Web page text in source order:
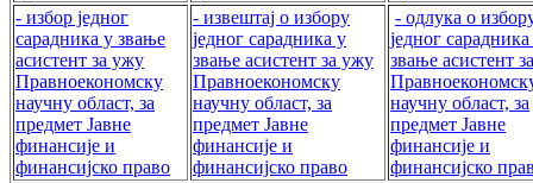
- избор једног
сарадника у звање
асистент за ужу
Правноекономску
научну област, за
предмет Јавне
финансије и
финансијско право
- извештај о избору
једног сарадника у
звање асистент за ужу
Правноекономску
научну област, за
предмет Јавне
финансије и
финансијско право
- одлука о
једног
звање асистент
научну област, за
предмет Јавне
финансије и
финансијско